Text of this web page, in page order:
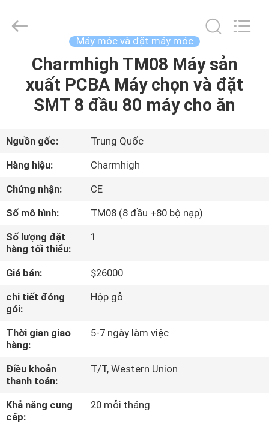
TRANG
CHỦ
SẢN
PHẨM
VỀ
CHÚNG
TÔI
CHUYẾN
THAM
QUAN
NHÀ
MÁY
2026
Máy móc và đặt máy móc
Charmhigh TM08 Máy sản
xuất PCBA Máy chọn và đặt
SMT 8 đầu 80 máy cho ăn
Nguồn gốc:
Trung Quốc
Hàng hiệu:
Charmhigh
Chứng nhận:
CE
Số mô hình:
TM08 (8 đầu +80 bộ nạp)
Số lượng đặt
hàng tối thiểu:
1
Giá bán:
$26000
chi tiết đóng
gói:
Hộp gỗ
Thời gian giao
hàng:
5-7 ngày làm việc
Điều khoản
thanh toán:
T/T, Western Union
Khả năng cung
cấp:
20 mỗi tháng